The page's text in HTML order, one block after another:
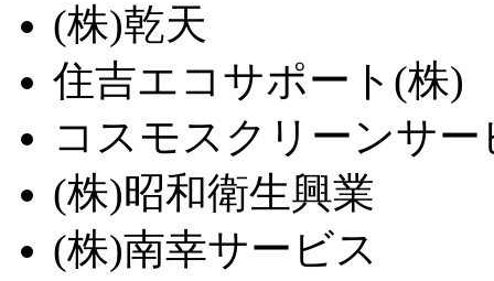
(株)乾天
住吉エコサポート(株)
コスモスクリーンサ
(株)昭和衛生興業
(株)南幸サービス